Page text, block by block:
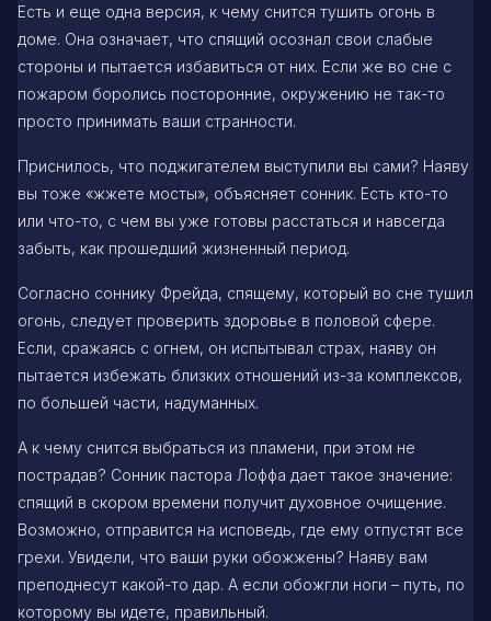
Есть и еще одна версия, к чему снится тушить огонь в
доме. Она означает, что спящий осознал свои слабые
стороны и пытается избавиться от них. Если же во сне с
пожаром боролись посторонние, окружению не так-то
просто принимать ваши странности.
Приснилось, что поджигателем выступили вы сами? Наяву
вы тоже «жжете мосты», объясняет сонник. Есть кто-то
или что-то, с чем вы уже готовы расстаться и навсегда
забыть, как прошедший жизненный период.
Согласно соннику Фрейда, спящему, который во сне тушил
огонь, следует проверить здоровье в половой сфере.
Если, сражаясь с огнем, он испытывал страх, наяву он
пытается избежать близких отношений из-за комплексов,
по большей части, надуманных.
А к чему снится выбраться из пламени, при этом не
пострадав? Сонник пастора Лоффа дает такое значение:
спящий в скором времени получит духовное очищение.
Возможно, отправится на исповедь, где ему отпустят все
грехи. Увидели, что ваши руки обожжены? Наяву вам
преподнесут какой-то дар. А если обожгли ноги – путь, по
которому вы идете, правильный.